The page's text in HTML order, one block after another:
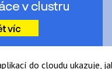
do cloudu ukazuje,